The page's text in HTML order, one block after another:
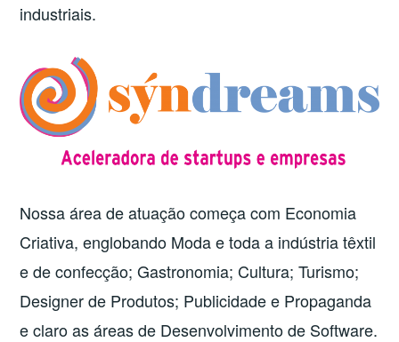
industriais.
Nossa área de atuação começa com Economia
Criativa, englobando Moda e toda a indústria têxtil
e de confecção; Gastronomia; Cultura; Turismo;
Designer de Produtos; Publicidade e Propaganda
e claro as áreas de Desenvolvimento de Software.